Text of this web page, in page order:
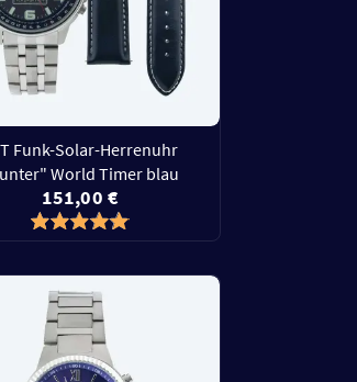
Funk-Solar-Herrenuhr
World Timer blau
151,00 €